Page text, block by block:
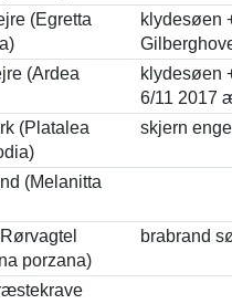
(Egretta
klydesøen
(Ardea
klydesøen
6/11 2017
(Platalea
skjern enge
(Melanitta
porzana)
brabrand